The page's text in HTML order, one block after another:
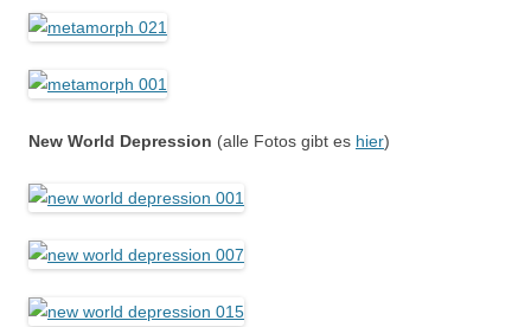
New World Depression (alle Fotos gibt es hier)